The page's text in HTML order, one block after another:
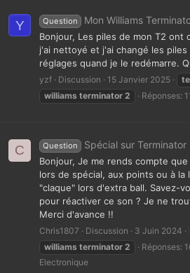
Y Question Mon Williams
Bonjour, Les piles de mon T2 ont
j'ai nettoyé et j'ai changé les piles
réglages quand je le redémarre.
yzf Discussion 15 Janvier 2025
williams terminator 2 Réponses:
C Question Spécial sur Terminator
Bonjour, Je me rends compte
lors de spécial, aux points ou à la
"claque" lors d'extra ball. Savez-
pour réactiver ce son ? Je ne
Merci d'avance !!
Chris1807 Discussion 3 Juin 2024
williams terminator 2 Réponses:
Electronique